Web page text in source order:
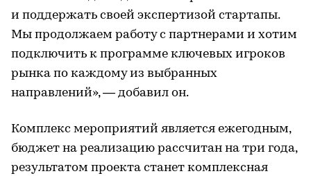
и поддержать своей экспертизой стартапы.
Мы продолжаем работу с партнерами и хотим
подключить к программе ключевых игроков
рынка по каждому из выбранных
направлений», — добавил он.
Комплекс мероприятий является ежегодным,
бюджет на реализацию рассчитан на три года,
результатом проекта станет комплексная